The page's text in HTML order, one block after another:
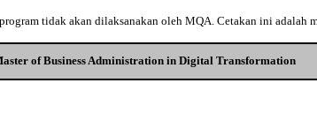
tidak akan dilaksanakan oleh MQA. Cetakan ini adalah
of Business Administration in Digital Transformation